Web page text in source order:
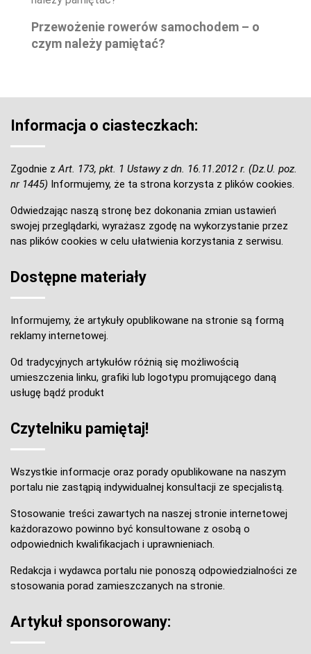
Przewożenie rowerów samochodem – o
czym należy pamiętać?
Informacja o ciasteczkach:
Zgodnie z Art. 173, pkt. 1 Ustawy z dn. 16.11.2012 r. (Dz.U. poz.
nr 1445) Informujemy, że ta strona korzysta z plików cookies.
Odwiedzając naszą stronę bez dokonania zmian ustawień
swojej przeglądarki, wyrażasz zgodę na wykorzystanie przez
nas plików cookies w celu ułatwienia korzystania z serwisu.
Dostępne materiały
Informujemy, że artykuły opublikowane na stronie są formą
reklamy internetowej.
Od tradycyjnych artykułów różnią się możliwością
umieszczenia linku, grafiki lub logotypu promującego daną
usługę bądź produkt
Czytelniku pamiętaj!
Wszystkie informacje oraz porady opublikowane na naszym
portalu nie zastąpią indywidualnej konsultacji ze specjalistą.
Stosowanie treści zawartych na naszej stronie internetowej
każdorazowo powinno być konsultowane z osobą o
odpowiednich kwalifikacjach i uprawnieniach.
Redakcja i wydawca portalu nie ponoszą odpowiedzialności ze
stosowania porad zamieszczanych na stronie.
Artykuł sponsorowany: